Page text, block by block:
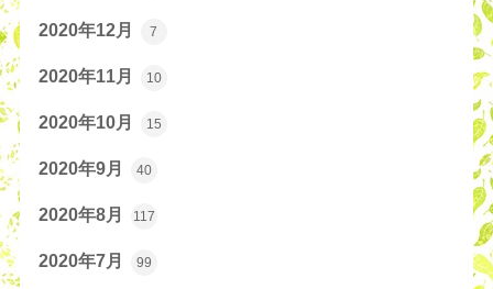
2020年12月 7
2020年11月 10
2020年10月 15
2020年9月 40
2020年8月 117
2020年7月 99